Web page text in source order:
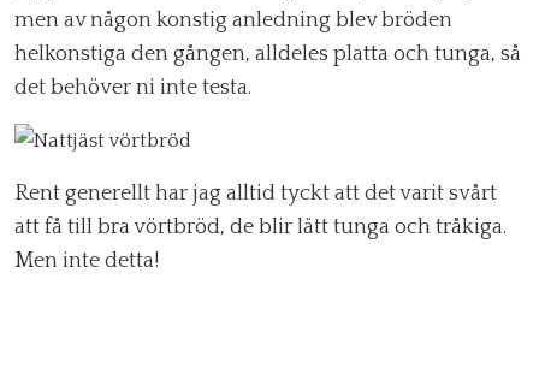
men av någon konstig anledning blev bröden
helkonstiga den gången, alldeles platta och tunga, så
det behöver ni inte testa.
Rent generellt har jag alltid tyckt att det varit svårt
att få till bra vörtbröd, de blir lätt tunga och tråkiga.
Men inte detta!